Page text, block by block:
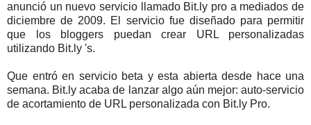
anunció un nuevo servicio llamado Bit.ly pro a mediados de
diciembre de 2009. El servicio fue diseñado para permitir
que los bloggers puedan crear URL personalizadas
utilizando Bit.ly 's.
Que entró en servicio beta y esta abierta desde hace una
semana. Bit.ly acaba de lanzar algo aún mejor: auto-servicio
de acortamiento de URL personalizada con Bit.ly Pro.